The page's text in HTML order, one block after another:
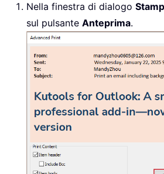
Nella finestra di dialogo
sul pulsante Anteprima.